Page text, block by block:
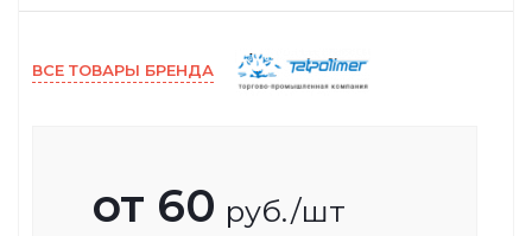
ВСЕ ТОВАРЫ БРЕНДА
от 60 руб./шт